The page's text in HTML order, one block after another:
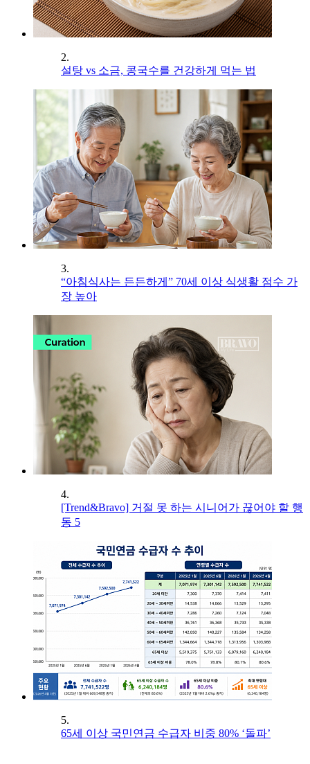
2.
설탕 vs 소금, 콩국수를 건강하게 먹는 법
3.
“아침식사는 든든하게” 70세 이상 식생활 점수 가
장 높아
4.
[Trend&Bravo] 거절 못 하는 시니어가 끊어야 할 행
동 5
5.
65세 이상 국민연금 수급자 비중 80% ‘돌파’